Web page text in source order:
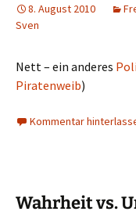
8. August 2010
Sven
Nett – ein anderes
Piratenweib)
Kommentar
Wahrheit vs.